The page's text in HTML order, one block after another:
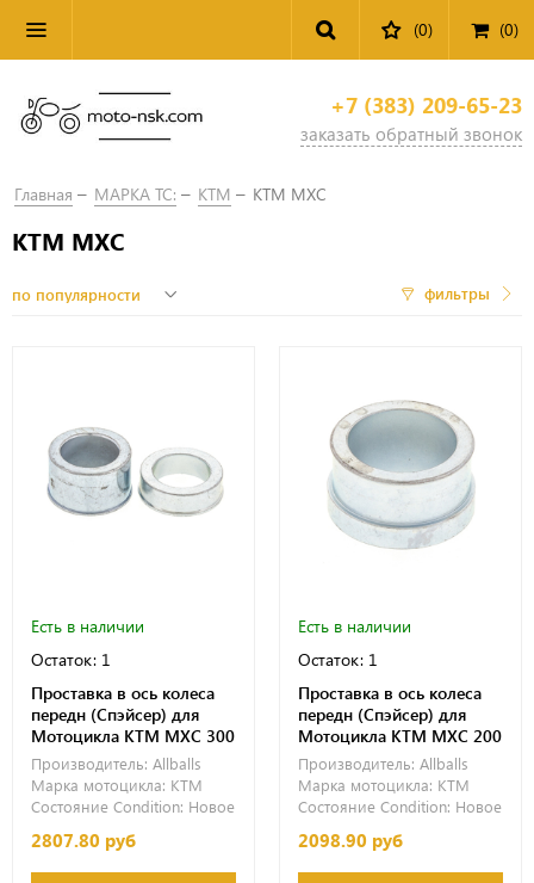
(0) (0)
+7 (383) 209-65-23
заказать обратный звонок
Главная МАРКА ТС: KTM KTM MXC
KTM MXC
фильтры
Есть в наличии
Остаток: 1
Проставка в ось колеса
передн (Спэйсер) для
Мотоцикла KTM MXC 300
Производитель: Allballs
Марка мотоцикла: KTM
Состояние Condition: Новое
2807.80 руб
Есть в наличии
Остаток: 1
Проставка в ось колеса
передн (Спэйсер) для
Мотоцикла KTM MXC 200
Производитель: Allballs
Марка мотоцикла: KTM
Состояние Condition: Новое
2098.90 руб